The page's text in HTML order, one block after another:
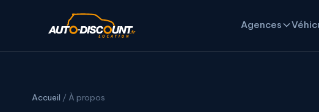
Agences
Accueil / À propos